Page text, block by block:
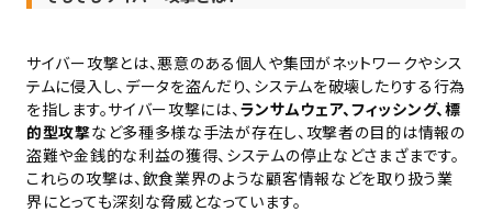
サイバー攻撃とは、悪意のある個人や集団がネットワークやシス
テムに侵入し、データを盗んだり、システムを破壊したりする行為
を指します。サイバー攻撃には、 ランサムウェア、フィッシング、標
的型攻撃など多種多様な手法が存在し、攻撃者の目的は情報の
盗難や金銭的な利益の獲得、システムの停止などさまざまです。
これらの攻撃は、飲食業界のような顧客情報などを取り扱う業
界にとっても深刻な脅威となっています。